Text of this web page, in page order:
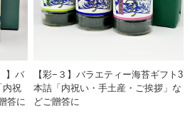
】バ
内祝
答に
【彩−３】バラエティー海苔ギフト3
本詰「内祝い・手土産・ご挨拶」な
どご贈答に